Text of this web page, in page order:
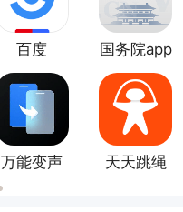
百度
CarLife最
新版app
国务院app
万能变声
天天跳绳